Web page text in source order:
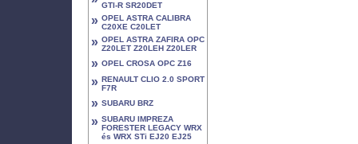
GTI-R SR20DET
» OPEL ASTRA CALIBRA
C20XE C20LET
» OPEL ASTRA ZAFIRA OPC
Z20LET Z20LEH Z20LER
» OPEL CROSA OPC Z16
» RENAULT CLIO 2.0 SPORT
F7R
» SUBARU BRZ
» SUBARU IMPREZA
FORESTER LEGACY WRX
és WRX STi EJ20 EJ25